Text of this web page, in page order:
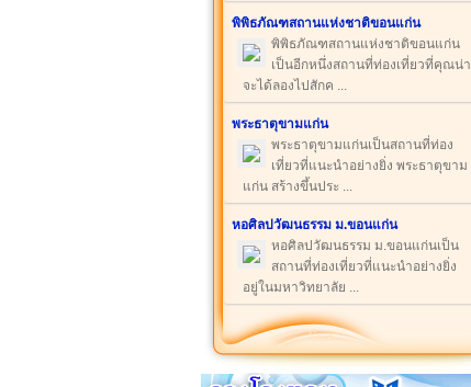
พิพิธภัณฑสถานแห่งชาติขอนแก่น
พิพิธภัณฑสถานแห่งชาติขอนแก่น
เป็นอีกหนึ่งสถานที่ท่องเที่ยวที่คุณน่า
จะได้ลองไปสักค ...
พระธาตุขามแก่น
พระธาตุขามแก่นเป็นสถานที่ท่อง
เที่ยวที่แนะนำอย่างยิ่ง พระธาตุขาม
แก่น สร้างขึ้นประ ...
หอศิลปวัฒนธรรม ม.ขอนแก่น
หอศิลปวัฒนธรรม ม.ขอนแก่นเป็น
สถานที่ท่องเที่ยวที่แนะนำอย่างยิ่ง
อยู่ในมหาวิทยาลัย ...